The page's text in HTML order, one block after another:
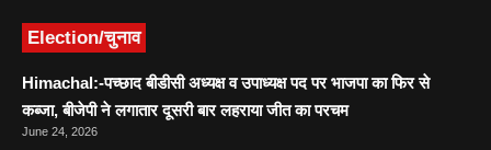
Election/चुनाव
Himachal:-पच्छाद बीडीसी अध्यक्ष व उपाध्यक्ष पद पर भाजपा का फिर से
कब्जा, बीजेपी ने लगातार दूसरी बार लहराया जीत का परचम
June 24, 2026